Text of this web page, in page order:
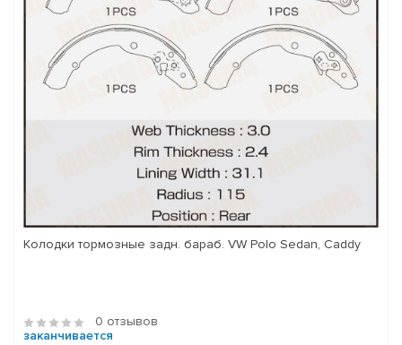
Колодки тормозные задн. бараб. VW Polo Sedan, Caddy
0 отзывов
заканчивается